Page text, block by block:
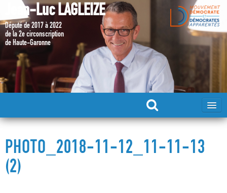
Jean-Luc LAGLEIZE
Député de 2017 à 2022
de la 2e circonscription
de Haute-Garonne
MA CANDIDATURE 2024
PHOTO_2018-11-12_11-11-13
(2)